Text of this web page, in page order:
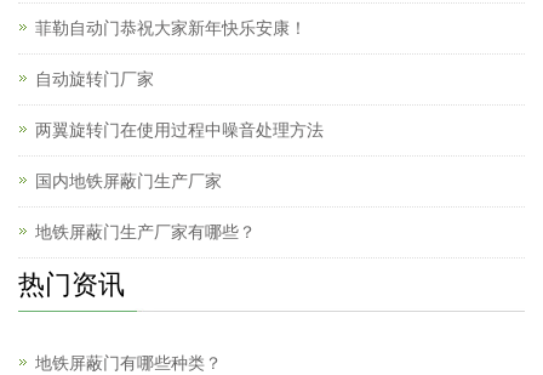
菲勒自动门恭祝大家新年快乐安康！
自动旋转门厂家
两翼旋转门在使用过程中噪音处理方法
国内地铁屏蔽门生产厂家
地铁屏蔽门生产厂家有哪些？
热门资讯
地铁屏蔽门有哪些种类？